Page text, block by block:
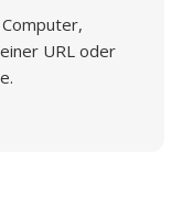
URL oder